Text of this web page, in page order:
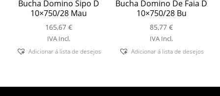
Bucha Domino Sipo D
10×750/28 Mau
165,67 €
IVA Incl.
Adicionar á lista de desejos
Bucha Domino De Faia D
10×750/28 Bu
85,77€
IVA Incl.
Adicionar á lista de desejos